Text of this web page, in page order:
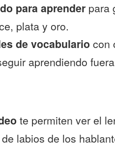
para aprender para
plata y oro.
de vocabulario con
aprendiendo
te permiten ver el
labios de los